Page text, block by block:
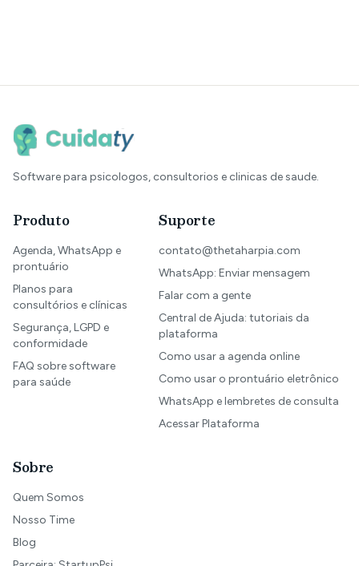
Software para psicologos, consultorios e clinicas de saude.
Produto
Agenda, WhatsApp e
prontuário
Planos para
consultórios e clínicas
Segurança, LGPD e
conformidade
FAQ sobre software
para saúde
Suporte
contato@thetaharpia.com
WhatsApp: Enviar mensagem
Falar com a gente
Central de Ajuda: tutoriais da
plataforma
Como usar a agenda online
Como usar o prontuário eletrônico
WhatsApp e lembretes de consulta
Acessar Plataforma
Sobre
Quem Somos
Nosso Time
Blog